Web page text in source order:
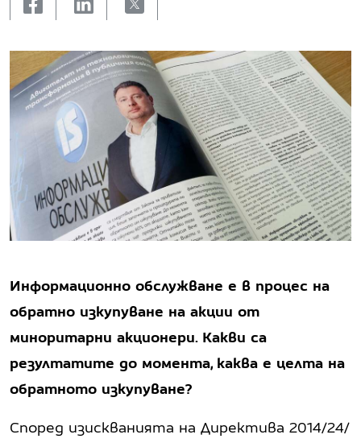
facebooklinkedinX
Информационно обслужване е в процес на
обратно изкупуване на акции от
миноритарни акционери. Какви са
резултатите до момента, каква е целта на
обратното изкупуване?
Според изискванията на Директива 2014/24/